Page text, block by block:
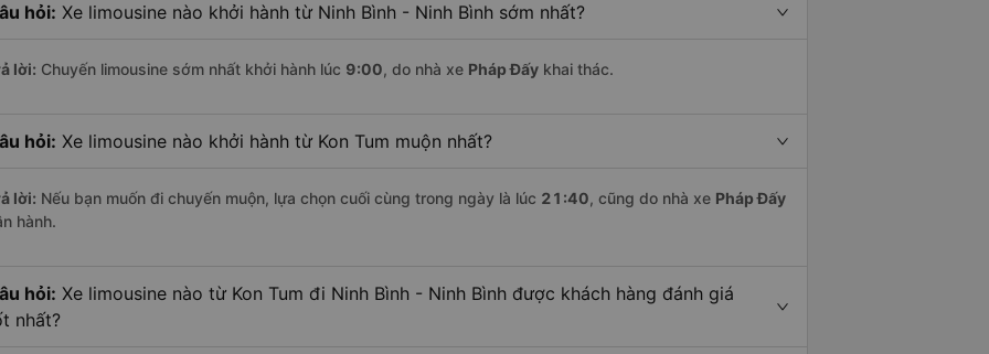
hỏi: Xe limousine nào khởi hành từ Ninh Bình - Ninh Bình sớm nhất?
lời: Chuyến limousine sớm nhất khởi hành lúc 9:00, do nhà xe Pháp Đấy khai thác.
hỏi: Xe limousine nào khởi hành từ Kon Tum muộn nhất?
lời: Nếu bạn muốn đi chuyến muộn, lựa chọn cuối cùng trong ngày là lúc 21:40, cũng do nhà xe Pháp Đấy
hành.
hỏi: Xe limousine nào từ Kon Tum đi Ninh Bình - Ninh Bình được khách hàng đánh giá
nhất?